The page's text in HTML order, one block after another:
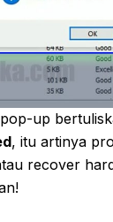
up
, itu artinya
recover